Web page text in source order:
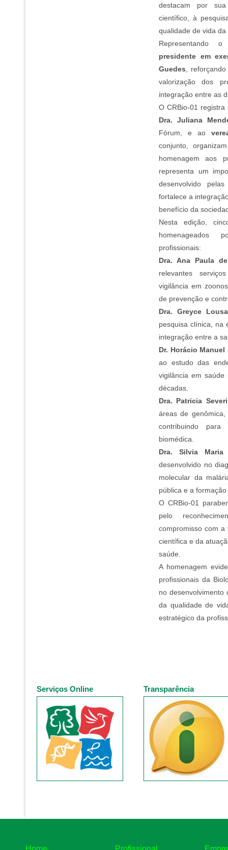
destacam por sua
científico, à
qualidade de vida
Representando
presidente em
Guedes ,
valorização dos
integração entre as
O CRBio-01
Dra. Juliana
Fórum, e ao
conjunto,
homenagem aos
representa um
desenvolvido
fortalece a
benefício da
Nesta edição,
homenageados
profissionais:
Dra. Ana Paula
relevantes
vigilância em
de prevenção e
Dra. Greyce
pesquisa clínica, na
integração entre a
Dr. Horácio Manuel
ao estudo das
vigilância em
décadas.
Dra. Patricia
áreas de
contribuindo para
biomédica.
Dra. Silvia
desenvolvido no
molecular da
pública e a
O CRBio-01
pelo
compromisso com a
científica e da
saúde.
A homenagem
profissionais da
no desenvolvimento
da qualidade de
estratégico da
Serviços Online Transparência